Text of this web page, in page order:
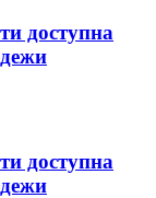
доступна
доступна